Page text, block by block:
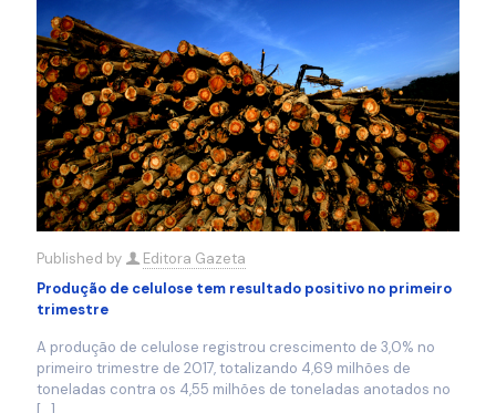
Published by
Editora Gazeta
Produção de celulose tem resultado positivo no primeiro
trimestre
A produção de celulose registrou crescimento de 3,0% no
primeiro trimestre de 2017, totalizando 4,69 milhões de
toneladas contra os 4,55 milhões de toneladas anotados no